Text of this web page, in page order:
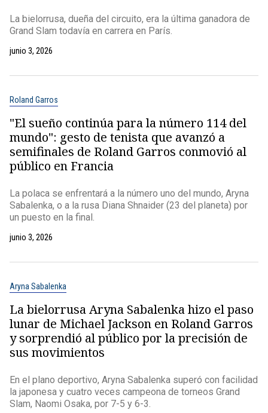
La bielorrusa, dueña del circuito, era la última ganadora de
Grand Slam todavía en carrera en París.
junio 3, 2026
Roland Garros
"El sueño continúa para la número 114 del
mundo": gesto de tenista que avanzó a
semifinales de Roland Garros conmovió al
público en Francia
La polaca se enfrentará a la número uno del mundo, Aryna
Sabalenka, o a la rusa Diana Shnaider (23 del planeta) por
un puesto en la final.
junio 3, 2026
Aryna Sabalenka
La bielorrusa Aryna Sabalenka hizo el paso
lunar de Michael Jackson en Roland Garros
y sorprendió al público por la precisión de
sus movimientos
En el plano deportivo, Aryna Sabalenka superó con facilidad
la japonesa y cuatro veces campeona de torneos Grand
Slam, Naomi Osaka, por 7-5 y 6-3.